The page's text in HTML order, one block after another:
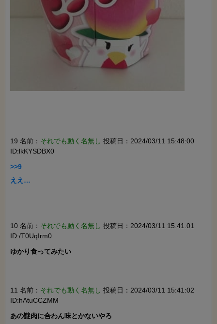
19 名前： それでも動く名無し 投稿日：2024/03/11 15:48:00
ID:lkKYSDBX0
>>9
ええ…
10 名前： それでも動く名無し 投稿日：2024/03/11 15:41:01
ID:/T0UqIrm0
ゆかり食ってみたい
11 名前： それでも動く名無し 投稿日：2024/03/11 15:41:02
ID:hAtuCCZMM
あの謎肉に合わん味とかないやろ